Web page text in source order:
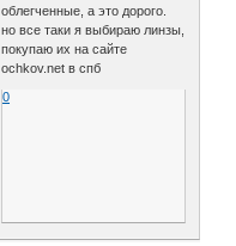
облегченные, а это дорого.
но все таки я выбираю линзы,
покупаю их на сайте
ochkov.net в спб
0